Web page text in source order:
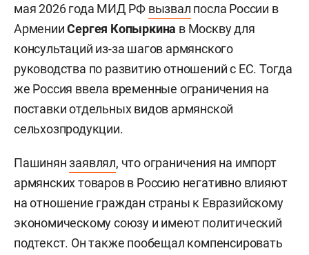
мая 2026 года МИД РФ вызвал посла России в
АрменииСергея Копыркина в Москву для
консультаций из-за шагов армянского
руководства по развитию отношений с ЕС. Тогда
же Россия ввела временные ограничения на
поставки отдельных видов армянской
сельхозпродукции.
Пашинянзаявлял, что ограничения на импорт
армянских товаров в Россию негативно влияют
на отношение граждан страны к Евразийскому
экономическому союзу и имеют политический
подтекст. Он также пообещал компенсировать